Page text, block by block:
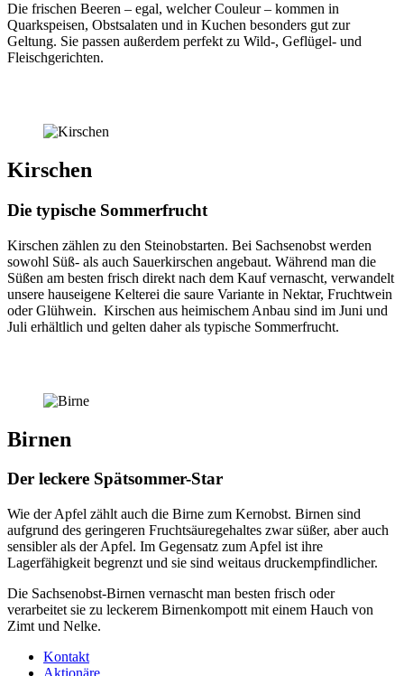
Die frischen Beeren – egal, welcher Couleur – kommen in
Quarkspeisen, Obstsalaten und in Kuchen besonders gut zur
Geltung. Sie passen außerdem perfekt zu Wild-, Geflügel- und
Fleischgerichten.
Kirschen
Die typische Sommerfrucht
Kirschen zählen zu den Steinobstarten. Bei Sachsenobst werden
sowohl Süß- als auch Sauerkirschen angebaut. Während man die
Süßen am besten frisch direkt nach dem Kauf vernascht, verwandelt
unsere hauseigene Kelterei die saure Variante in Nektar, Fruchtwein
oder Glühwein. Kirschen aus heimischem Anbau sind im Juni und
Juli erhältlich und gelten daher als typische Sommerfrucht.
Birnen
Der leckere Spätsommer-Star
Wie der Apfel zählt auch die Birne zum Kernobst. Birnen sind
aufgrund des geringeren Fruchtsäuregehaltes zwar süßer, aber auch
sensibler als der Apfel. Im Gegensatz zum Apfel ist ihre
Lagerfähigkeit begrenzt und sie sind weitaus druckempfindlicher.
Die Sachsenobst-Birnen vernascht man besten frisch oder
verarbeitet sie zu leckerem Birnenkompott mit einem Hauch von
Zimt und Nelke.
Kontakt